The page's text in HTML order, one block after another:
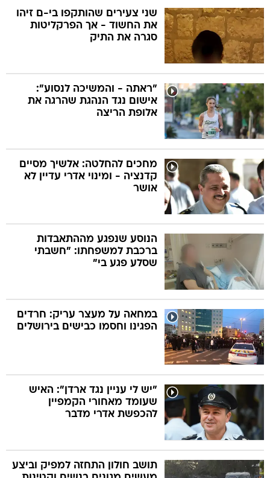
שני צעירים שהותקפו בי-ם זיהו
את החשוד - אך הפרקליטות
סגרה את התיק
"ראתה - והמשיכה לנסוע":
אישום נגד הנהגת שהרגה את
אלופת הריצה
מחכים להחלטה: אלשיך מסיים
קדנציה - ומינוי אדרי עדיין לא
אושר
הנוסע שנפגע מההתאבדות
ברכבת למשפחתו: "חשבתי
שסלע פגע בי"
במחאה על מעצר עריק: חרדים
הפגינו וחסמו כבישים בירושלים
"יש לי עניין נגד ארדן": האיש
שעומד מאחורי הקמפיין
להכפשת אדרי מדבר
תושב חולון התחזה למפיק וביצע